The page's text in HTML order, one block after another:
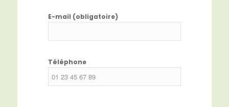
E-mail (obligatoire)
Téléphone